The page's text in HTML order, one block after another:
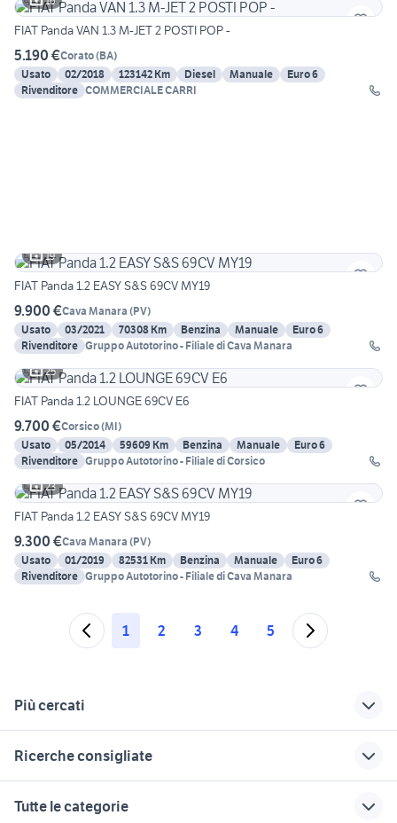
FIAT Panda VAN 1.3 M-JET 2 POSTI POP -
5.190 €Corato(BA)
Usato
02/2018 123142 Km Diesel Manuale
Euro 6
Rivenditore COMMERCIALE CARRI
19
FIAT Panda 1.2 EASY S&S 69CV MY19
9.900 €Cava Manara (PV)
Usato
03/2021 70308 Km Benzina Manuale
Euro 6
Rivenditore Gruppo Autotorino - Filiale di Cava Manara
25
FIAT Panda 1.2 LOUNGE 69CV E6
9.700 €Corsico(MI)
Usato
05/2014 59609 Km Benzina Manuale
Euro 6
Rivenditore Gruppo Autotorino - Filiale di Corsico
23
FIAT Panda 1.2 EASY S&S 69CV MY19
9.300 €Cava Manara (PV)
Usato
01/2019 82531 Km Benzina Manuale
Euro 6
Rivenditore Gruppo Autotorino - Filiale di Cava Manara
1 2 3 4 5
Più cercati
panda 4x4 900 turbo
2006
Ricerche consigliate
cerchi audi a1
Tutte le categorie